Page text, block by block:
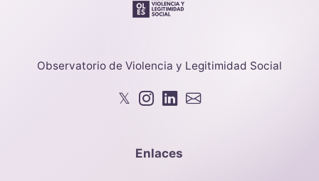
Observatorio de Violencia y Legitimidad Social
𝕏
Enlaces